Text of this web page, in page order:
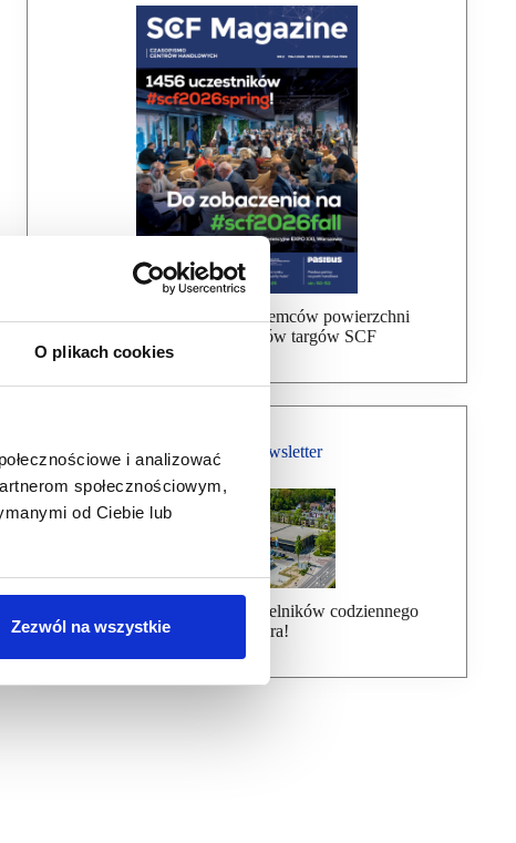
O plikach cookies
i analizować
społecznościowym,
od Ciebie lub
Zezwól na wszystkie
Bezpłatna wysyłka dla najemców powierzchni
handlowej, uczestników targów SCF
Bezpłatny Newsletter
Dołącz do ponad 7000 czytelników codziennego
newslettera!